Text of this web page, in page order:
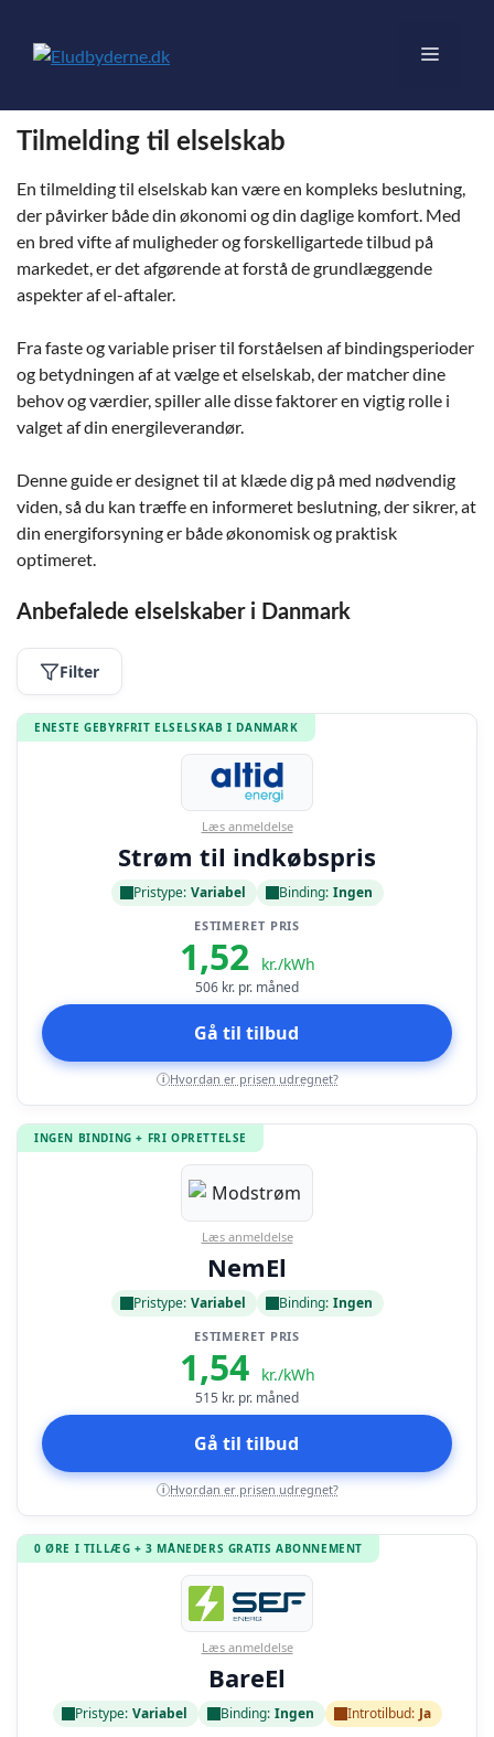
indhold
Menu
Tilmelding til elselskab
En tilmelding til elselskab kan være en kompleks beslutning,
der påvirker både din økonomi og din daglige komfort. Med
en bred vifte af muligheder og forskelligartede tilbud på
markedet, er det afgørende at forstå de grundlæggende
aspekter af el-aftaler.
Fra faste og variable priser til forståelsen af bindingsperioder
og betydningen af at vælge et elselskab, der matcher dine
behov og værdier, spiller alle disse faktorer en vigtig rolle i
valget af din energileverandør.
Denne guide er designet til at klæde dig på med nødvendig
viden, så du kan træffe en informeret beslutning, der sikrer, at
din energiforsyning er både økonomisk og praktisk
optimeret.
Anbefalede elselskaber i Danmark
Filter
ENESTE GEBYRFRIT ELSELSKAB I DANMARK
Læs anmeldelse
Strøm til indkøbspris
Pristype: Variabel Binding: Ingen
ESTIMERET PRIS
1,52 kr./kWh
506 kr. pr. måned
Gå til tilbud
i Hvordan er prisen udregnet?
INGEN BINDING + FRI OPRETTELSE
Læs anmeldelse
NemEl
Pristype: Variabel Binding: Ingen
ESTIMERET PRIS
1,54 kr./kWh
515 kr. pr. måned
Gå til tilbud
i Hvordan er prisen udregnet?
0 ØRE I TILLÆG + 3 MÅNEDERS GRATIS ABONNEMENT
Læs anmeldelse
BareEl
Pristype: Variabel Binding: Ingen Introtilbud: Ja